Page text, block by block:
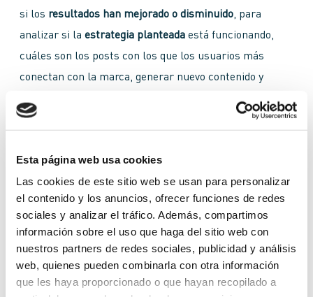
Esta página web usa cookies
Las cookies de este sitio web se usan para personalizar
el contenido y los anuncios, ofrecer funciones de redes
sociales y analizar el tráfico. Además, compartimos
información sobre el uso que haga del sitio web con
nuestros partners de redes sociales, publicidad y análisis
web, quienes pueden combinarla con otra información
que les haya proporcionado o que hayan recopilado a
si los resultados han mejorado o disminuido, para
analizar si la estrategia planteada está funcionando,
cuáles son los posts con los que los usuarios más
conectan con la marca, generar nuevo contenido y
en cuanto a alcance e
interacciones se está cumpliendo.
¿Cuál es la diferencia entre alcance
e impresiones?
Hay quienes aún no encuentran esta diferencia y este
término se les hace similar y terminar por confundirlo
en su informe para redes sociales, peroaclararemos
qué significa cada uno.